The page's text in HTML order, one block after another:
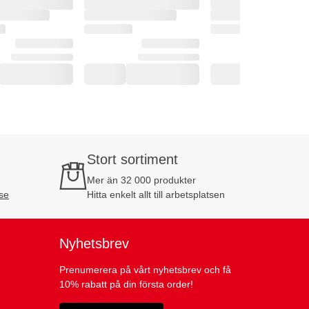
Stort sortiment
Mer än 32 000 produkter
Hitta enkelt allt till arbetsplatsen
Nyhetsbrev
Prenumerera på vårt nyhetsbrev och få
10% rabatt på din första order!